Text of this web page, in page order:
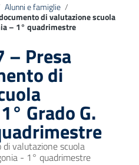
Alunni e famiglie /
di valutazione scuola
– 1° quadrimestre
– Presa
di
Grado G.
valutazione scuola
- 1° quadrimestre